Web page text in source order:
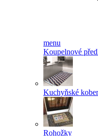
menu
Koupelnové
Kuchyňské
Rohožky